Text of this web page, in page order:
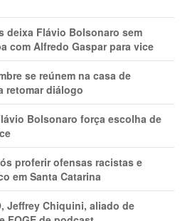
deixa Flávio Bolsonaro sem
com Alfredo Gaspar para vice
se reúnem na casa de
retomar diálogo
Bolsonaro força escolha de
proferir ofensas racistas e
em Santa Catarina
Jeffrey Chiquini, aliado de